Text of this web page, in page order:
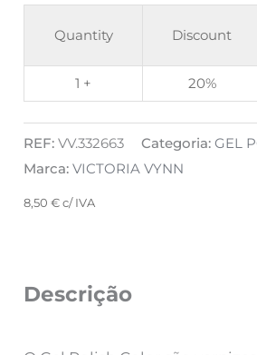
Quantity Discount
1 + 20%
REF:VV.332663 Categoria:GEL
Marca:VICTORIA VYNN
8,50€ c/ IVA
Descrição